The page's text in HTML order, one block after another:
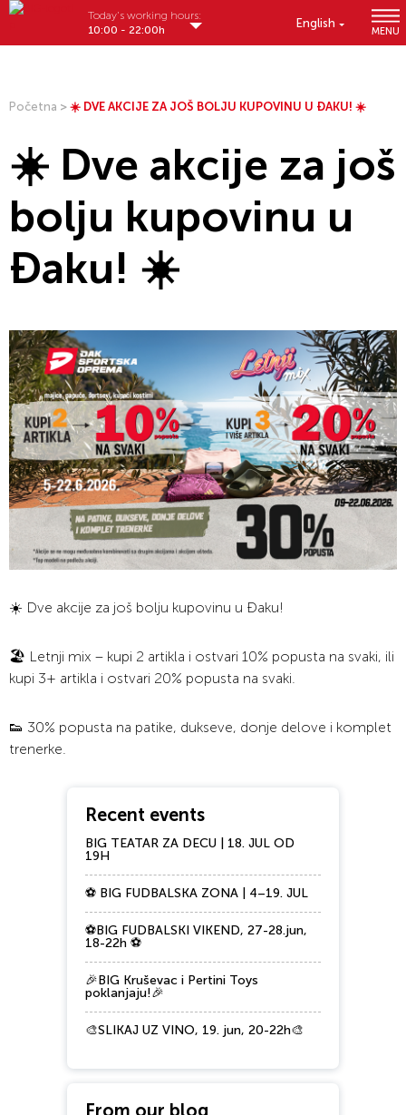
English
MENU
Today's working hours:
10:00 - 22:00h
Početna > ☀️ DVE AKCIJE ZA JOŠ BOLJU KUPOVINU U ĐAKU! ☀️
☀️ Dve akcije za još
bolju kupovinu u
Đaku! ☀️
☀️ Dve akcije za još bolju kupovinu u Đaku!
🏖️ Letnji mix – kupi 2 artikla i ostvari 10% popusta na svaki, ili
kupi 3+ artikla i ostvari 20% popusta na svaki.
👟 30% popusta na patike, dukseve, donje delove i komplet
trenerke.
Recent events
BIG TEATAR ZA DECU | 18. JUL OD
19H
⚽ BIG FUDBALSKA ZONA | 4–19. JUL
⚽BIG FUDBALSKI VIKEND, 27-28.jun,
18-22h ⚽
🎉BIG Kruševac i Pertini Toys
poklanjaju!🎉
🎨SLIKAJ UZ VINO, 19. jun, 20-22h🎨
From our blog